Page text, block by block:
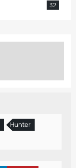
32
Hunter